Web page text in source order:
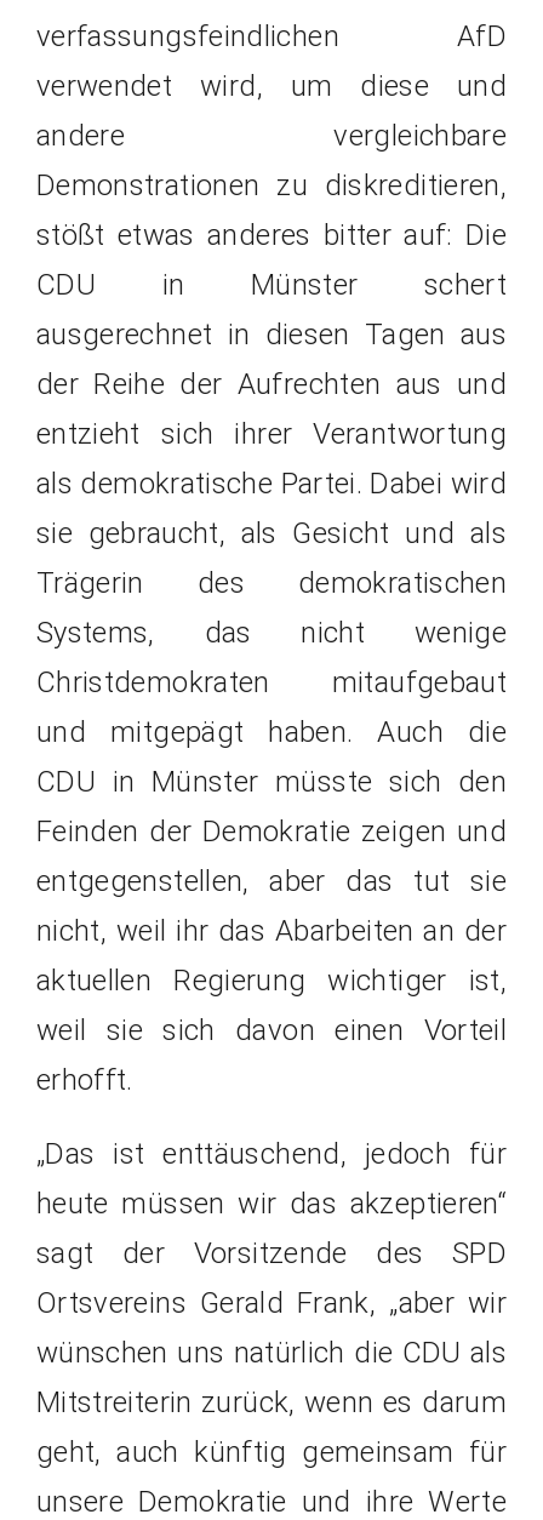
verfassungsfeindlichen AfD
verwendet wird, um diese und
andere vergleichbare
Demonstrationen zu diskreditieren,
stößt etwas anderes bitter auf: Die
CDU in Münster schert
ausgerechnet in diesen Tagen aus
der Reihe der Aufrechten aus und
entzieht sich ihrer Verantwortung
als demokratische Partei. Dabei wird
sie gebraucht, als Gesicht und als
Trägerin des demokratischen
Systems, das nicht wenige
Christdemokraten mitaufgebaut
und mitgepägt haben. Auch die
CDU in Münster müsste sich den
Feinden der Demokratie zeigen und
entgegenstellen, aber das tut sie
nicht, weil ihr das Abarbeiten an der
aktuellen Regierung wichtiger ist,
weil sie sich davon einen Vorteil
erhofft.
„Das ist enttäuschend, jedoch für
heute müssen wir das akzeptieren“
sagt der Vorsitzende des SPD
Ortsvereins Gerald Frank, „aber wir
wünschen uns natürlich die CDU als
Mitstreiterin zurück, wenn es darum
geht, auch künftig gemeinsam für
unsere Demokratie und ihre Werte